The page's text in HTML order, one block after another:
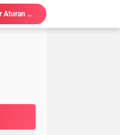
Ketum LSM Pucuk Bukit Nusantara Akan Laporkan Kepsek Yang Langgar Aturan Menteri ke APH , Terkait Dana Revitalisasi Sekolah